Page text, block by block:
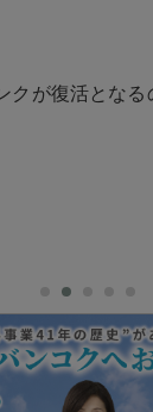
クが復活とな